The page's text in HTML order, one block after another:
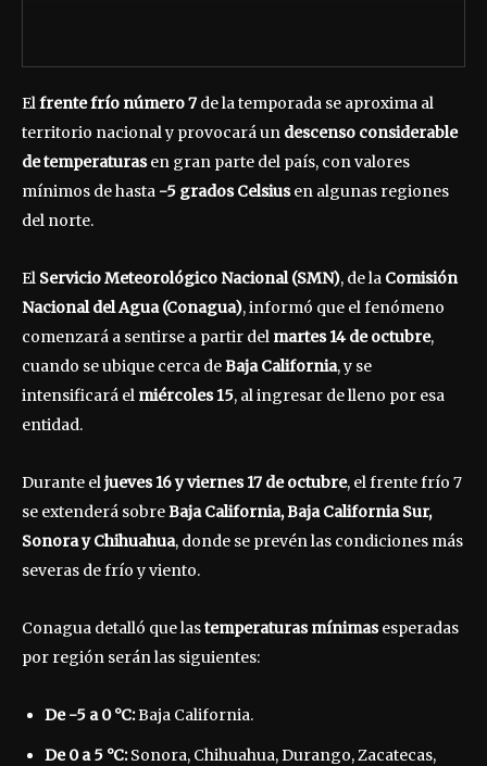
Elfrente frío número 7 de la temporada se aproxima al
territorio nacional y provocará un descenso considerable
de temperaturasen gran parte del país, con valores
mínimos de hasta -5 grados Celsiusen algunas regiones
del norte.
El Servicio Meteorológico Nacional (SMN), de la Comisión
Nacional del Agua (Conagua), informó que el fenómeno
comenzará a sentirse a partir del martes 14 de octubre,
cuando se ubique cerca deBaja California, y se
intensificará el miércoles 15, al ingresar de lleno por esa
entidad.
Durante eljueves 16 y viernes 17 de octubre, el frente frío 7
se extenderá sobreBaja California, Baja California Sur,
Sonora y Chihuahua, donde se prevén las condiciones más
severas de frío y viento.
Conagua detalló que lastemperaturas mínimasesperadas
por región serán las siguientes:
De -5 a 0 °C:Baja California.
De 0 a 5 °C:Sonora, Chihuahua, Durango, Zacatecas,